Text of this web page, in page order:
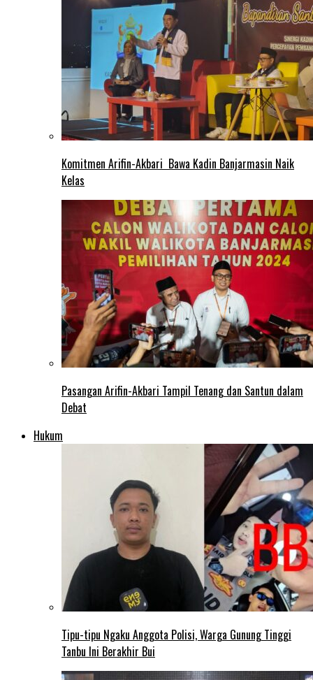
Komitmen Arifin-Akbari Bawa Kadin Banjarmasin Naik
Kelas
Pasangan Arifin-Akbari Tampil Tenang dan Santun dalam
Debat
Hukum
Tipu-tipu Ngaku Anggota Polisi, Warga Gunung Tinggi
Tanbu Ini Berakhir Bui